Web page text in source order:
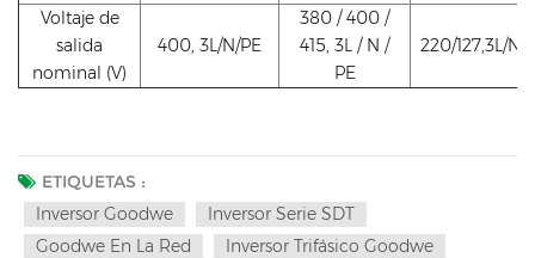
Voltaje de
salida
nominal (V)
400, 3L/N/PE
380 / 400 /
415, 3L / N /
PE
220/127,3L/N/
ETIQUETAS :
Inversor Goodwe
Inversor Serie SDT
Goodwe En La Red
Inversor Trifásico Goodwe